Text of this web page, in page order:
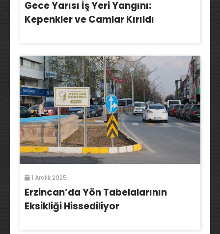
Gece Yarısı İş Yeri Yangını:
Kepenkler ve Camlar Kırıldı
1 Aralık 2025
Erzincan’da Yön Tabelalarının
Eksikliği Hissediliyor